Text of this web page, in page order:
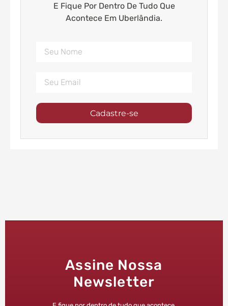
E Fique Por Dentro De Tudo Que
Acontece Em Uberlândia.
Cadastre-se
Assine Nossa
Newsletter